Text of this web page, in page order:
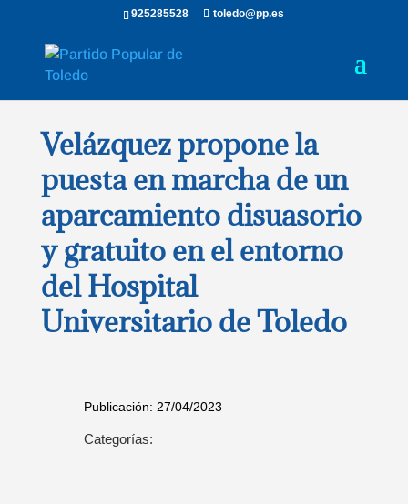
925285528 toledo@pp.es
Velázquez propone la
puesta en marcha de un
aparcamiento disuasorio
y gratuito en el entorno
del Hospital
Universitario de Toledo
Publicación: 27/04/2023
Categorías: